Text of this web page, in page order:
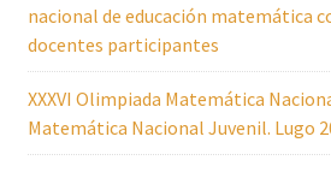
nacional de educación matemática
docentes participantes
XXXVI Olimpiada Matemática
Matemática Nacional Juvenil. Lugo